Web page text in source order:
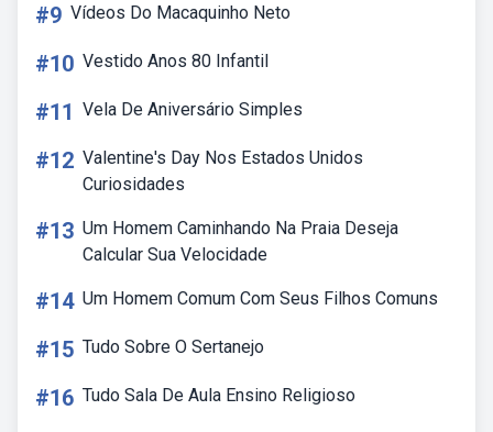
#9 Vídeos Do Macaquinho Neto
#10 Vestido Anos 80 Infantil
#11 Vela De Aniversário Simples
#12 Valentine's Day Nos Estados Unidos
Curiosidades
#13 Um Homem Caminhando Na Praia Deseja
Calcular Sua Velocidade
#14 Um Homem Comum Com Seus Filhos Comuns
#15 Tudo Sobre O Sertanejo
#16 Tudo Sala De Aula Ensino Religioso